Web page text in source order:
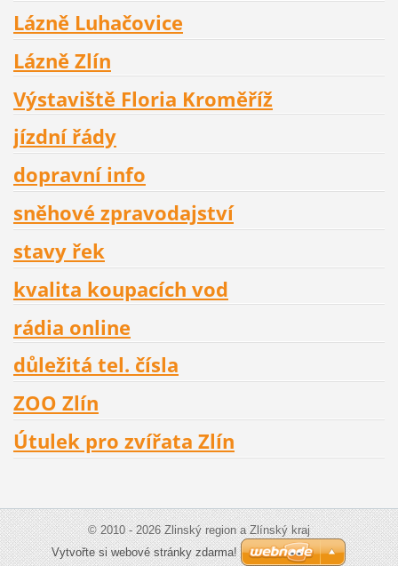
Lázně Luhačovice
Lázně Zlín
Výstaviště Floria Kroměříž
jízdní řády
dopravní info
sněhové zpravodajství
stavy řek
kvalita koupacích vod
rádia online
důležitá tel. čísla
ZOO Zlín
Útulek pro zvířata Zlín
© 2010 - 2026 Zlinský region a Zlínský kraj
Vytvořte si webové stránky zdarma!